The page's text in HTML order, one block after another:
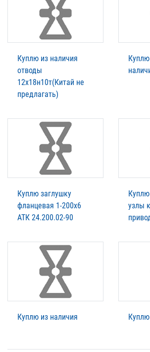
Куплю из наличия
отводы
12х18н10т(Китай не
предлагать)
Куплю заглушку
фланцевая 1-200х6
АТК 24.200.02-90
узлы
Куплю из наличия